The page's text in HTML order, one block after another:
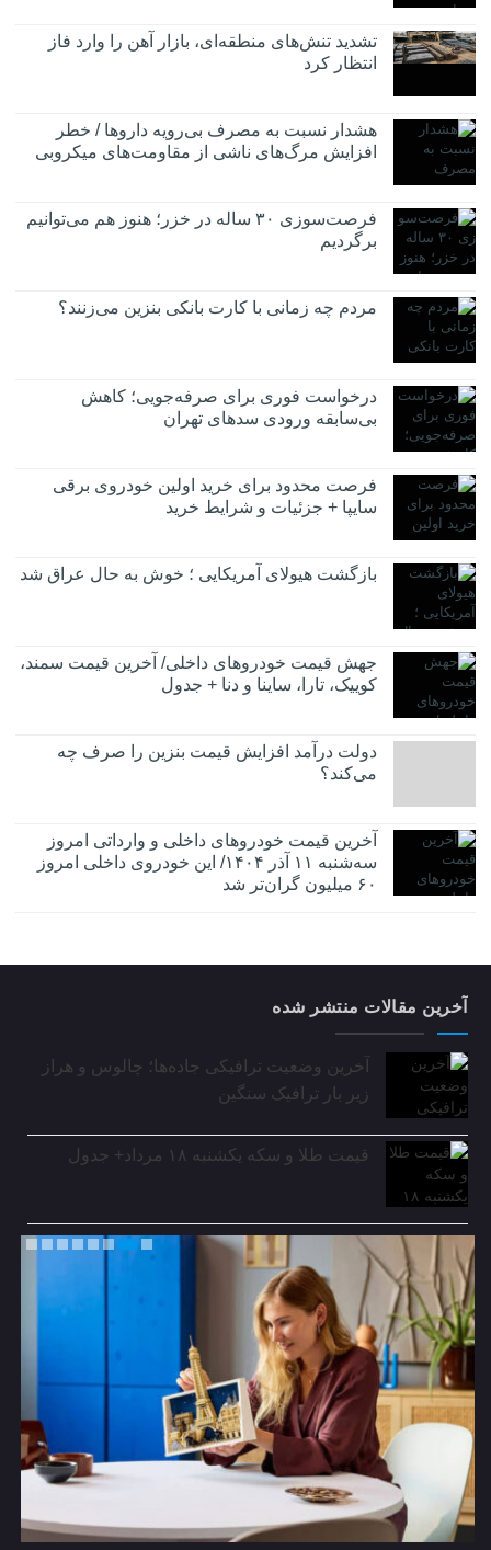
تشدید تنش‌های منطقه‌ای، بازار آهن را وارد فاز
انتظار کرد
هشدار نسبت به مصرف بی‌رویه داروها / خطر
افزایش مرگ‌های ناشی از مقاومت‌های میکروبی
فرصت‌سوزی ۳۰ ساله در خزر؛ هنوز هم می‌توانیم
برگردیم
مردم چه زمانی با کارت بانکی بنزین می‌زنند؟
درخواست فوری برای صرفه‌جویی؛ کاهش
بی‌سابقه ورودی سدهای تهران
فرصت محدود برای خرید اولین خودروی برقی
سایپا + جزئیات و شرایط خرید
بازگشت هیولای آمریکایی‌ ؛ خوش به حال عراق شد
جهش قیمت خودروهای داخلی/ آخرین قیمت سمند،
کوییک، تارا، ساینا و دنا + جدول
دولت درآمد افزایش قیمت بنزین را صرف چه
می‌کند؟
آخرین قیمت خودروهای داخلی و وارداتی امروز
سه‌شنبه ۱۱ آذر ۱۴۰۴/ این خودروی داخلی امروز
۶۰ میلیون گران‌تر شد
آخرین مقالات منتشر شده
آخرین وضعیت ترافیکی جاده‌ها؛ چالوس و هراز
زیر بار ترافیک سنگین
قیمت طلا و سکه یکشنبه ۱۸ مرداد+ جدول